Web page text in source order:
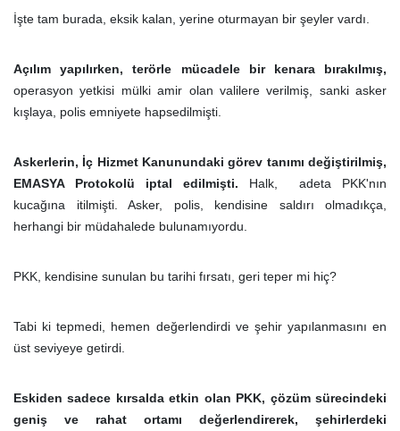
İşte tam burada, eksik kalan, yerine oturmayan bir şeyler vardı.
Açılım yapılırken, terörle mücadele bir kenara bırakılmış,
operasyon yetkisi mülki amir olan valilere verilmiş, sanki asker
kışlaya, polis emniyete hapsedilmişti.
Askerlerin, İç Hizmet Kanunundaki görev tanımı değiştirilmiş,
EMASYA Protokolü iptal edilmişti. Halk, adeta PKK'nın
kucağına itilmişti. Asker, polis, kendisine saldırı olmadıkça,
herhangi bir müdahalede bulunamıyordu.
PKK, kendisine sunulan bu tarihi fırsatı, geri teper mi hiç?
Tabi ki tepmedi, hemen değerlendirdi ve şehir yapılanmasını en
üst seviyeye getirdi.
Eskiden sadece kırsalda etkin olan PKK, çözüm sürecindeki
geniş ve rahat ortamı değerlendirerek, şehirlerdeki